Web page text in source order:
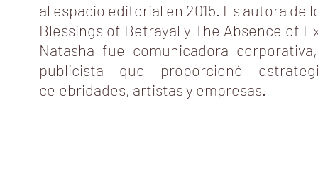
al espacio editorial en 2015. Es autora de
Blessings of Betrayal y The Absence of
Natasha fue comunicadora
publicista que proporcionó
celebridades, artistas y empresas.